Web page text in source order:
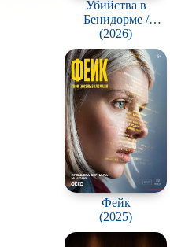
Убийства в
Бенидорме /
Benidorm is Murder
(2026)
Фейк
(2025)